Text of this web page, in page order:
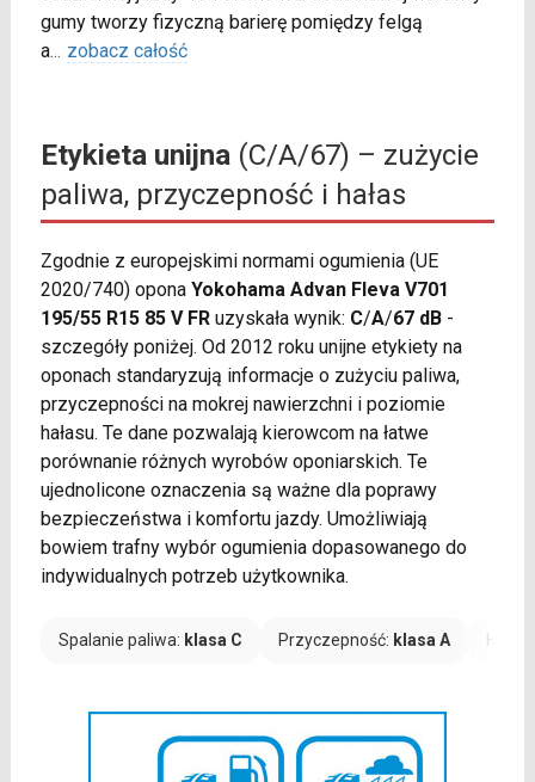
gumy tworzy fizyczną barierę pomiędzy felgą
a... zobacz całość
Etykieta unijna(C/A/67) – zużycie
paliwa, przyczepność i hałas
Zgodnie z europejskimi normami ogumienia (UE
2020/740) opona Yokohama Advan Fleva V701
195/55 R15 85 V FRuzyskała wynik: C/A/67 dB-
szczegóły poniżej. Od 2012 roku unijne etykiety na
oponach standaryzują informacje o zużyciu paliwa,
przyczepności na mokrej nawierzchni i poziomie
hałasu. Te dane pozwalają kierowcom na łatwe
porównanie różnych wyrobów oponiarskich. Te
ujednolicone oznaczenia są ważne dla poprawy
bezpieczeństwa i komfortu jazdy. Umożliwiają
bowiem trafny wybór ogumienia dopasowanego do
indywidualnych potrzeb użytkownika.
Spalanie paliwa: klasa C Przyczepność: klasa A